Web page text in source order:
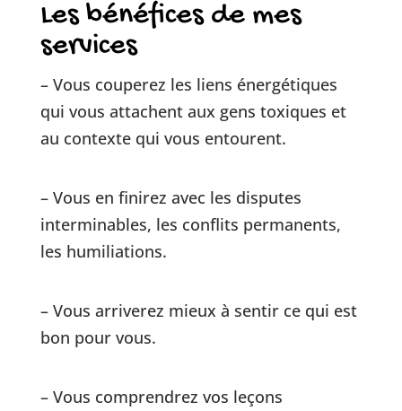
Les bénéfices de mes
services
– Vous couperez les liens énergétiques
qui vous attachent aux gens toxiques et
au contexte qui vous entourent.
– Vous en finirez avec les disputes
interminables, les conflits permanents,
les humiliations.
– Vous arriverez mieux à sentir ce qui est
bon pour vous.
– Vous comprendrez vos leçons